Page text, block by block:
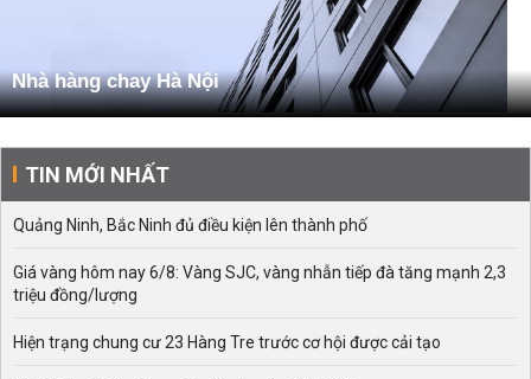
Nhà hàng chay Hà Nội
TIN MỚI NHẤT
Quảng Ninh, Bắc Ninh đủ điều kiện lên thành phố
Giá vàng hôm nay 6/8: Vàng SJC, vàng nhẫn tiếp đà tăng mạnh 2,3
triệu đồng/lượng
Hiện trạng chung cư 23 Hàng Tre trước cơ hội được cải tạo